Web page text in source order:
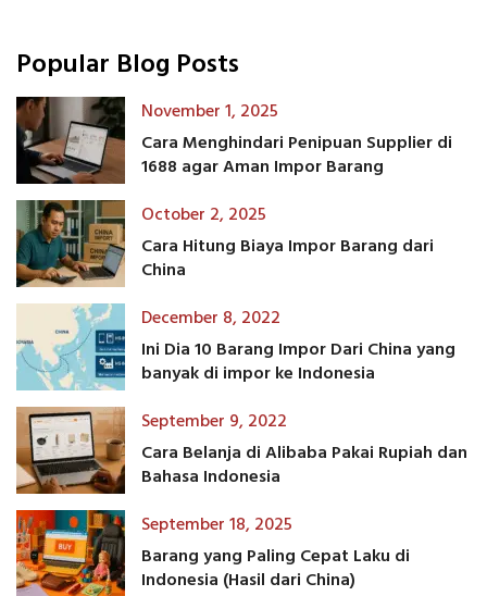
Popular Blog Posts
November 1, 2025
Cara Menghindari Penipuan Supplier di
1688 agar Aman Impor Barang
October 2, 2025
Cara Hitung Biaya Impor Barang dari
China
December 8, 2022
Ini Dia 10 Barang Impor Dari China yang
banyak di impor ke Indonesia
September 9, 2022
Cara Belanja di Alibaba Pakai Rupiah dan
Bahasa Indonesia
September 18, 2025
Barang yang Paling Cepat Laku di
Indonesia (Hasil dari China)